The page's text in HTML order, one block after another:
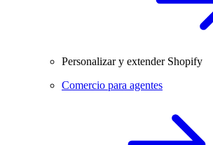
Personalizar y extender Shopify
Comercio para agentes